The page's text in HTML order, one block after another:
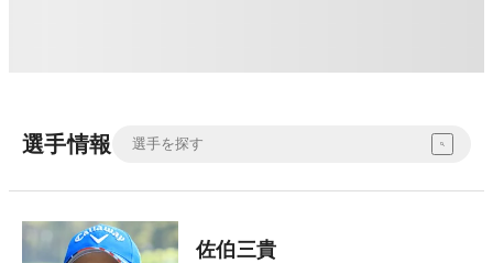
選手情報
佐伯三貴